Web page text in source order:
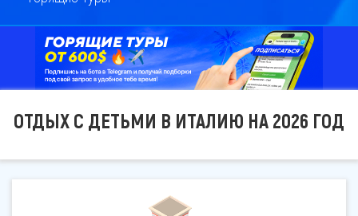
ОТДЫХ С ДЕТЬМИ В ИТАЛИЮ НА 2026 ГОД